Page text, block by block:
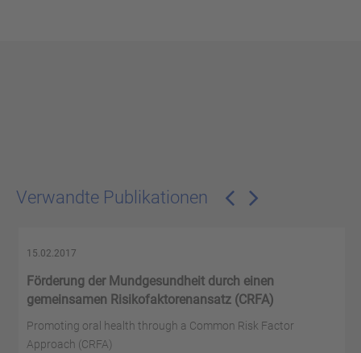
Verwandte Publikationen
15.02.2017
Förderung der Mundgesundheit durch einen
gemeinsamen Risikofaktorenansatz (CRFA)
Promoting oral health through a Common Risk Factor
Approach (CRFA)